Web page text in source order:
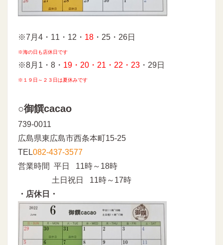
※7月4・11・12・ 18 ・25・26日
※海の日も店休日です
※8月1・8・ 19・20・21・22・23 ・29日
※１９日～２３日は夏休みです
○御饌cacao
739-0011
広島県東広島市西条本町15-25
TEL082-437-3577
営業時間 平日 11時～18時
土日祝日 11時～17時
・店休日・